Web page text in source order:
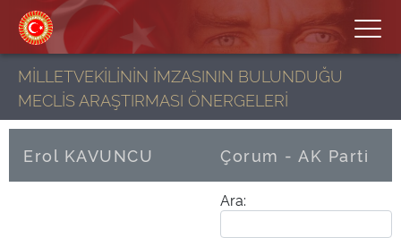
MİLLETVEKİLİNİN İMZASININ BULUNDUĞU
MECLİS ARAŞTIRMASI ÖNERGELERİ
Erol KAVUNCU Çorum - AK Parti
Ara: